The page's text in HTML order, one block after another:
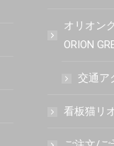
オリオン
ORION
交通ア
看板猫リ